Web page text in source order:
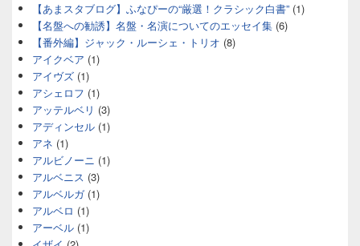
【あまスタブログ】ふなぴーの“厳選！クラシック白書” (1)
【名盤への勧誘】名盤・名演についてのエッセイ集 (6)
【番外編】ジャック・ルーシェ・トリオ (8)
アイクベア (1)
アイヴズ (1)
アシェロフ (1)
アッテルベリ (3)
アディンセル (1)
アネ (1)
アルビノーニ (1)
アルベニス (3)
アルベルガ(1)
アルベロ (1)
アーベル (1)